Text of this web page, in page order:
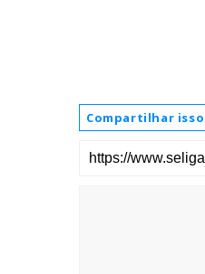
Compartilhar isso